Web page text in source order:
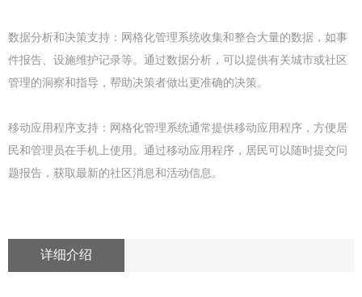
数据分析和决策支持：网格化管理系统收集和整合大量的数据，如事
件报告、设施维护记录等。通过数据分析，可以提供有关城市或社区
管理的洞察和指导，帮助决策者做出更准确的决策。
移动应用程序支持：网格化管理系统通常提供移动应用程序，方便居
民和管理员在手机上使用。通过移动应用程序，居民可以随时提交问
题报告，获取最新的社区消息和活动信息。
详细介绍